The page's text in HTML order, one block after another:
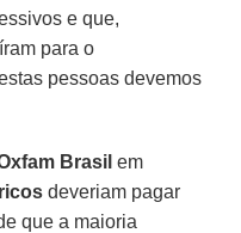
e que,
para o
pessoas devemos
Brasil em
deveriam pagar
que a maioria